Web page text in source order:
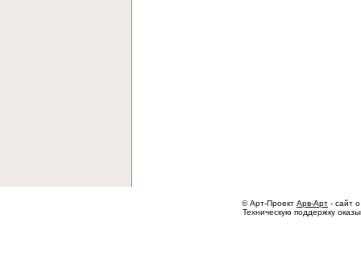
© Арт-Проект Арв-Арт - сайт
Техническую поддержку